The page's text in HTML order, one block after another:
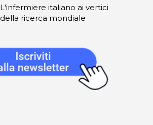
L'infermiere italiano ai vertici
della ricerca mondiale